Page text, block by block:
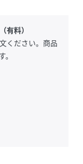
有料）
ください。商品